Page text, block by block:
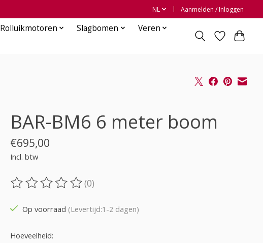
NL Aanmelden / Inloggen
Rolluikmotoren Slagbomen
Veren
BAR-BM6 6 meter boom
€695,00
Incl. btw
De beoordeling van dit product is
(0)
Op voorraad (Levertijd:1-2 dagen)
Hoeveelheid: